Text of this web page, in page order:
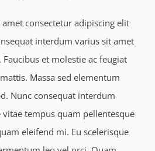
consectetur adipiscing elit
interdum varius sit amet
et molestie ac feugiat
Massa sed elementum
Nunc consequat interdum
tempus quam pellentesque
eleifend mi. Eu scelerisque